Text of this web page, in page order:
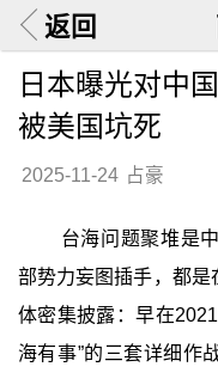
返回
日本曝光对中
被美国坑死
2025-11-24 占豪
台海问题聚堆是
部势力妄图插手，都
体密集披露：早在
海有事”的三套详细作